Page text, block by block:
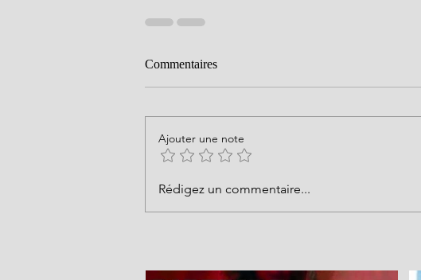
Commentaires
Ajouter une note
Rédigez un commentaire...